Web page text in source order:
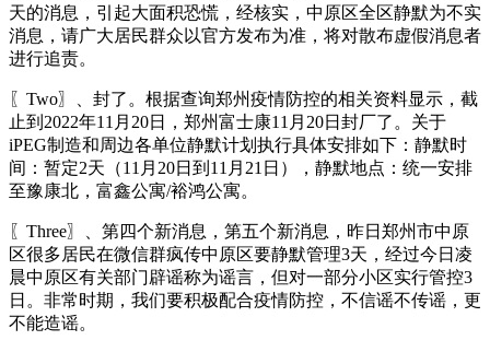
天的消息，引起大面积恐慌，经核实，中原区全区静默为不实
消息，请广大居民群众以官方发布为准，将对散布虚假消息者
进行追责。
〖Two〗、封了。根据查询郑州疫情防控的相关资料显示，截
止到2022年11月20日，郑州富士康11月20日封厂了。关于
iPEG制造和周边各单位静默计划执行具体安排如下：静默时
间：暂定2天（11月20日到11月21日），静默地点：统一安排
至豫康北，富鑫公寓/裕鸿公寓。
〖Three〗、第四个新消息，第五个新消息，昨日郑州市中原
区很多居民在微信群疯传中原区要静默管理3天，经过今日凌
晨中原区有关部门辟谣称为谣言，但对一部分小区实行管控3
日。非常时期，我们要积极配合疫情防控，不信谣不传谣，更
不能造谣。